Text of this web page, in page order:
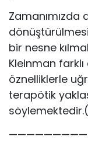
bir nesne
Kleinman
öznelliklerle
terapötik